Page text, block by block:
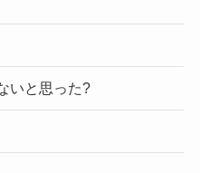
いと思った?